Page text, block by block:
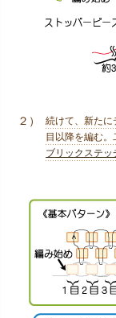
２）
続けて、新たに
目以降を編む。
ブリックステッ